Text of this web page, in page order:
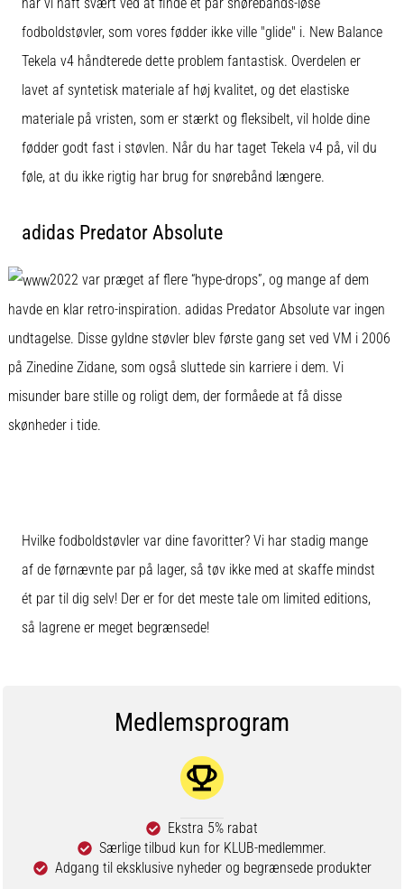
har vi haft svært ved at finde et par snørebånds-løse
fodboldstøvler, som vores fødder ikke ville "glide" i. New Balance
Tekela v4 håndterede dette problem fantastisk. Overdelen er
lavet af syntetisk materiale af høj kvalitet, og det elastiske
materiale på vristen, som er stærkt og fleksibelt, vil holde dine
fødder godt fast i støvlen. Når du har taget Tekela v4 på, vil du
føle, at du ikke rigtig har brug for snørebånd længere.
adidas Predator Absolute
2022 var præget af flere “hype-drops”, og mange af dem
havde en klar retro-inspiration. adidas Predator Absolute var ingen
undtagelse. Disse gyldne støvler blev første gang set ved VM i 2006
på Zinedine Zidane, som også sluttede sin karriere i dem. Vi
misunder bare stille og roligt dem, der formåede at få disse
skønheder i tide.
Hvilke fodboldstøvler var dine favoritter? Vi har stadig mange
af de førnævnte par på lager, så tøv ikke med at skaffe mindst
ét par til dig selv! Der er for det meste tale om limited editions,
så lagrene er meget begrænsede!
Medlemsprogram
Ekstra 5% rabat
Særlige tilbud kun for KLUB-medlemmer.
Adgang til eksklusive nyheder og begrænsede produkter